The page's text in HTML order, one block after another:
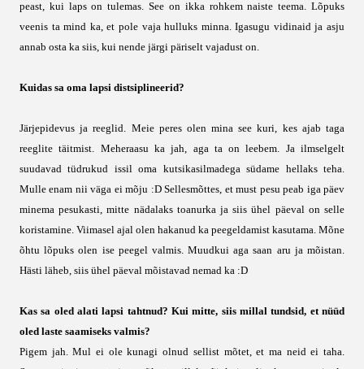
peast, kui laps on tulemas. See on ikka rohkem naiste teema. Lõpuks
veenis ta mind ka, et pole vaja hulluks minna. Igasugu vidinaid ja asju
annab osta ka siis, kui nende järgi päriselt vajadust on.
Kuidas sa oma lapsi distsiplineerid?
Järjepidevus ja reeglid. Meie peres olen mina see kuri, kes ajab taga
reeglite täitmist. Meheraasu ka jah, aga ta on leebem. Ja ilmselgelt
suudavad tüdrukud issil oma kutsikasilmadega südame hellaks teha.
Mulle enam nii väga ei mõju :D Sellesmõttes, et must pesu peab iga päev
minema pesukasti, mitte nädalaks toanurka ja siis ühel päeval on selle
koristamine. Viimasel ajal olen hakanud ka peegeldamist kasutama. Mõne
õhtu lõpuks olen ise peegel valmis. Muudkui aga saan aru ja mõistan.
Hästi läheb, siis ühel päeval mõistavad nemad ka :D
Kas sa oled alati lapsi tahtnud? Kui mitte, siis millal tundsid, et nüüd
oled laste saamiseks valmis?
Pigem jah. Mul ei ole kunagi olnud sellist mõtet, et ma neid ei taha.